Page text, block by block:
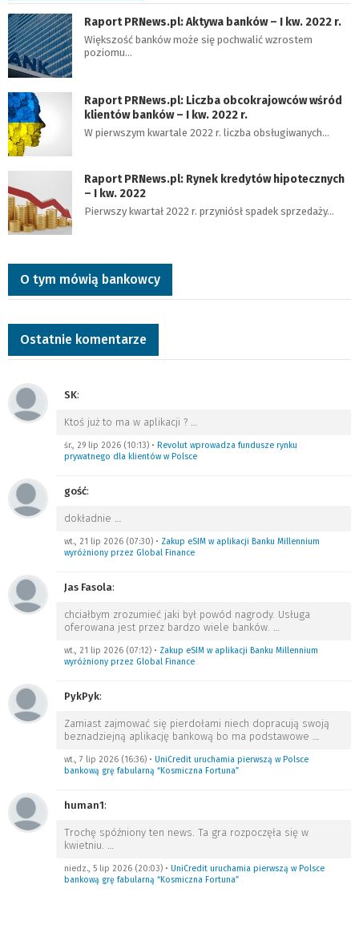
Raport PRNews.pl: Aktywa banków – I kw. 2022 r.
Większość banków może się pochwalić wzrostem
poziomu…
Raport PRNews.pl: Liczba obcokrajowców wśród
klientów banków – I kw. 2022 r.
W pierwszym kwartale 2022 r. liczba obsługiwanych…
Raport PRNews.pl: Rynek kredytów hipotecznych
– I kw. 2022
Pierwszy kwartał 2022 r. przyniósł spadek sprzedaży…
O tym mówią bankowcy
Ostatnie komentarze
SK:
Ktoś już to ma w aplikacji ? …
śr., 29 lip 2026 (10:13) • Revolut wprowadza fundusze rynku
prywatnego dla klientów w Polsce
gość:
dokładnie …
wt., 21 lip 2026 (07:30) • Zakup eSIM w aplikacji Banku Millennium
wyróżniony przez Global Finance
Jas Fasola:
chciałbym zrozumieć jaki był powód nagrody. Usługa
oferowana jest przez bardzo wiele banków. …
wt., 21 lip 2026 (07:12) • Zakup eSIM w aplikacji Banku Millennium
wyróżniony przez Global Finance
PykPyk:
Zamiast zajmować się pierdołami niech dopracują swoją
beznadziejną aplikację bankową bo ma podstawowe …
wt., 7 lip 2026 (16:36) • UniCredit uruchamia pierwszą w Polsce
bankową grę fabularną “Kosmiczna Fortuna”
human1:
Trochę spóźniony ten news. Ta gra rozpoczęła się w
kwietniu. …
niedz., 5 lip 2026 (20:03) • UniCredit uruchamia pierwszą w Polsce
bankową grę fabularną “Kosmiczna Fortuna”